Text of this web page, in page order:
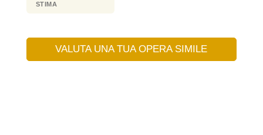
STIMA
VALUTA UNA TUA OPERA SIMILE